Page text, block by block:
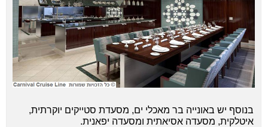
בנוסף יש באונייה בר מאכלי ים, מסעדת סטייקים יוקרתית,
איטלקית, מסעדה אסיאתית ומסעדה יפאנית.